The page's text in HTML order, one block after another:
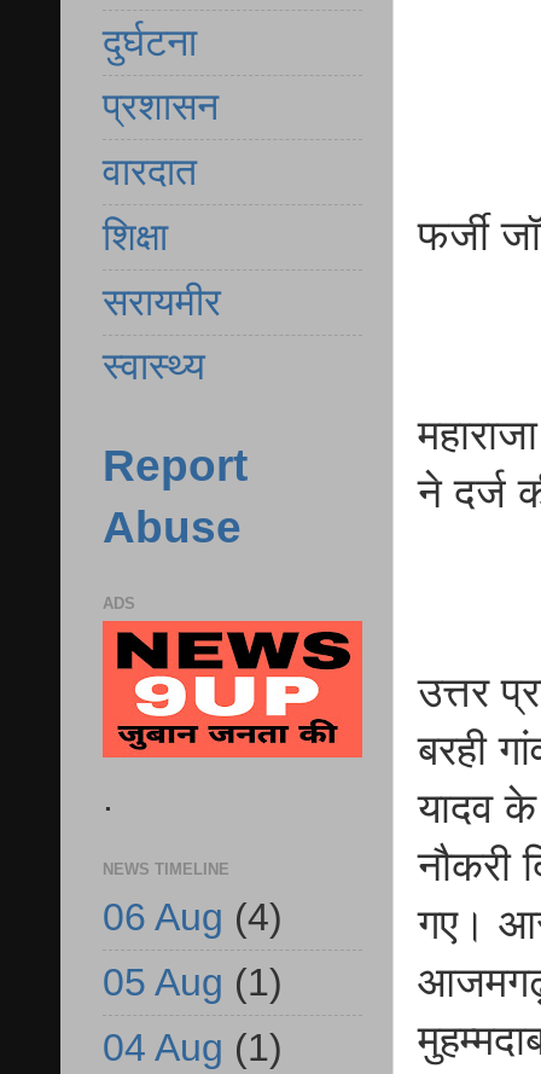
फर्जी
ने दर्ज
उत्तर
बरही
यादव के
नौकरी
गए।
आजमगढ़
दुर्घटना
प्रशासन
वारदात
शिक्षा
सरायमीर
स्वास्थ्य
Report
Abuse
ADS
.
NEWS TIMELINE
06 Aug (4)
05 Aug (1)
04 Aug (1)